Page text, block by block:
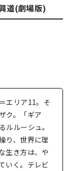
道(劇場版)
エリア11。そ
ク。「ギア
ルルーシュ。
り、世界に理
生き方は、や
いく。テレビ